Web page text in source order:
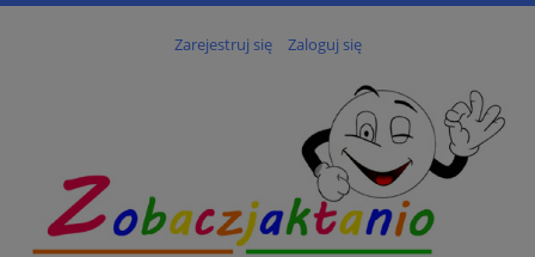
Zarejestruj się Zaloguj się